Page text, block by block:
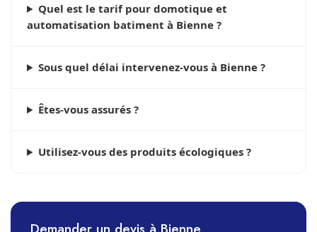
Quel est le tarif pour domotique et
automatisation batiment à Bienne ?
Sous quel délai intervenez-vous à Bienne ?
Êtes-vous assurés ?
Utilisez-vous des produits écologiques ?